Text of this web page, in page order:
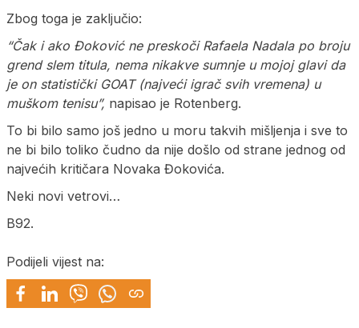
Zbog toga je zaključio:
“Čak i ako Đoković ne preskoči Rafaela Nadala po broju
grend slem titula, nema nikakve sumnje u mojoj glavi da
je on statistički GOAT (najveći igrač svih vremena) u
muškom tenisu”, napisao je Rotenberg.
To bi bilo samo još jedno u moru takvih mišljenja i sve to
ne bi bilo toliko čudno da nije došlo od strane jednog od
najvećih kritičara Novaka Đokovića.
Neki novi vetrovi…
B92.
Podijeli vijest na: